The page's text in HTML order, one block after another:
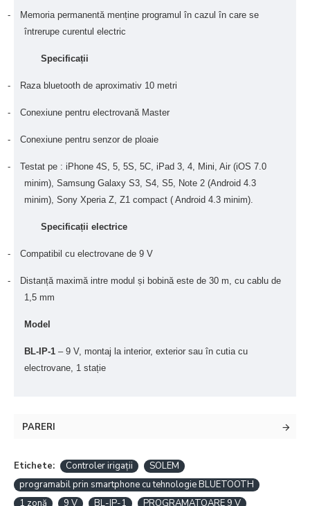
-
Memoria permanentă menține programul în cazul în care se
întrerupe curentul electric
Specificații
- Raza bluetooth de aproximativ 10 metri
- Conexiune pentru electrovană Master
- Conexiune pentru senzor de ploaie
-
Testat pe : iPhone 4S, 5, 5S, 5C, iPad 3, 4, Mini, Air (iOS 7.0
minim), Samsung Galaxy S3, S4, S5, Note 2 (Android 4.3
minim), Sony Xperia Z, Z1 compact ( Android 4.3 minim).
Specificații electrice
- Compatibil cu electrovane de 9 V
-
Distanță maximă intre modul și bobină este de 30 m, cu cablu de
1,5 mm
Model
BL-IP-1 – 9 V, montaj la interior, exterior sau în cutia cu
electrovane, 1 stație
PARERI
Etichete: Controler irigații
SOLEM
programabil prin smartphone cu tehnologie BLUETOOTH
1 zonă
9 V BL-IP-1 PROGRAMATOARE 9 V